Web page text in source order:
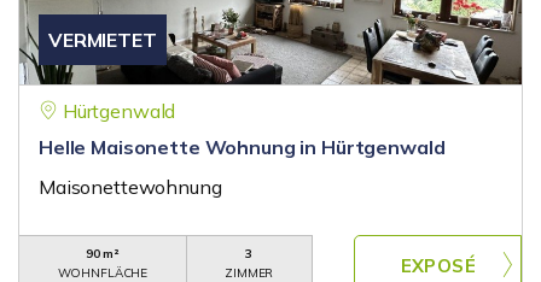
VERMIETET
Hürtgenwald
Helle Maisonette Wohnung in Hürtgenwald
Maisonettewohnung
90 m²
WOHNFLÄCHE
3
ZIMMER